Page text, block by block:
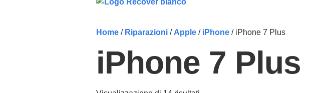
Home / Riparazioni / Apple / iPhone / iPhone 7 Plus
iPhone 7 Plus